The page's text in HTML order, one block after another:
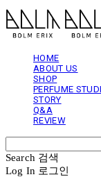
HOME
ABOUT US
SHOP
PERFUME
STORY
Q&A
REVIEW
Search 검색
Log In 로그인